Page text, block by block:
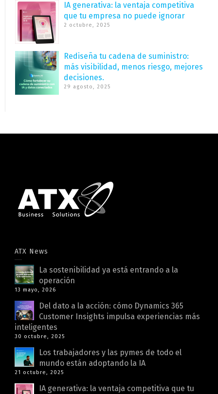
IA generativa: la ventaja competitiva
que tu empresa no puede ignorar
2 octubre, 2025
Rediseña tu cadena de suministro:
más visibilidad, menos riesgo, mejores
decisiones.
29 agosto, 2025
ATX News
La sostenibilidad ya está entrando a la
operación
13 mayo, 2026
Del dato a la acción: cómo Dynamics 365
Customer Insights impulsa experiencias más
inteligentes
30 octubre, 2025
Los trabajadores y las pymes de todo el
mundo están adoptando la IA
21 octubre, 2025
IA generativa: la ventaja competitiva que tu